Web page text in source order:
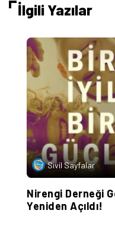
İlgili Yazılar
Sivil Sayfalar
Nirengi Derneği
Yeniden Açıldı!